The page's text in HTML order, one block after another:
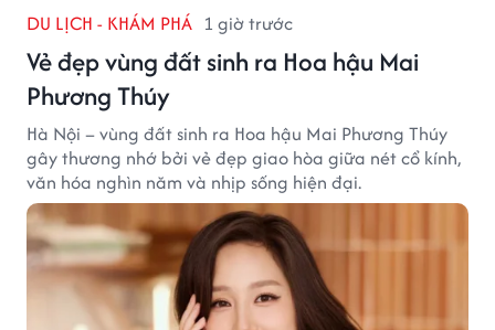
DU LỊCH - KHÁM PHÁ 1 giờ trước
Vẻ đẹp vùng đất sinh ra Hoa hậu Mai
Phương Thúy
Hà Nội – vùng đất sinh ra Hoa hậu Mai Phương Thúy
gây thương nhớ bởi vẻ đẹp giao hòa giữa nét cổ kính,
văn hóa nghìn năm và nhịp sống hiện đại.